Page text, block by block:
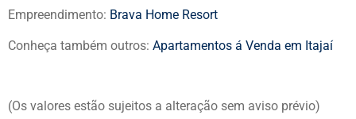
Empreendimento: Brava Home Resort
Conheça também outros: Apartamentos á Venda em Itajaí
(Os valores estão sujeitos a alteração sem aviso prévio)